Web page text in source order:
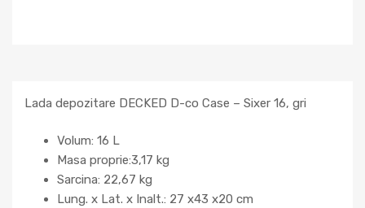
Lada depozitare DECKED D-co Case – Sixer 16, gri
Volum: 16 L
Masa proprie:3,17 kg
Sarcina: 22,67 kg
Lung. x Lat. x Inalt.: 27 x43 x20 cm